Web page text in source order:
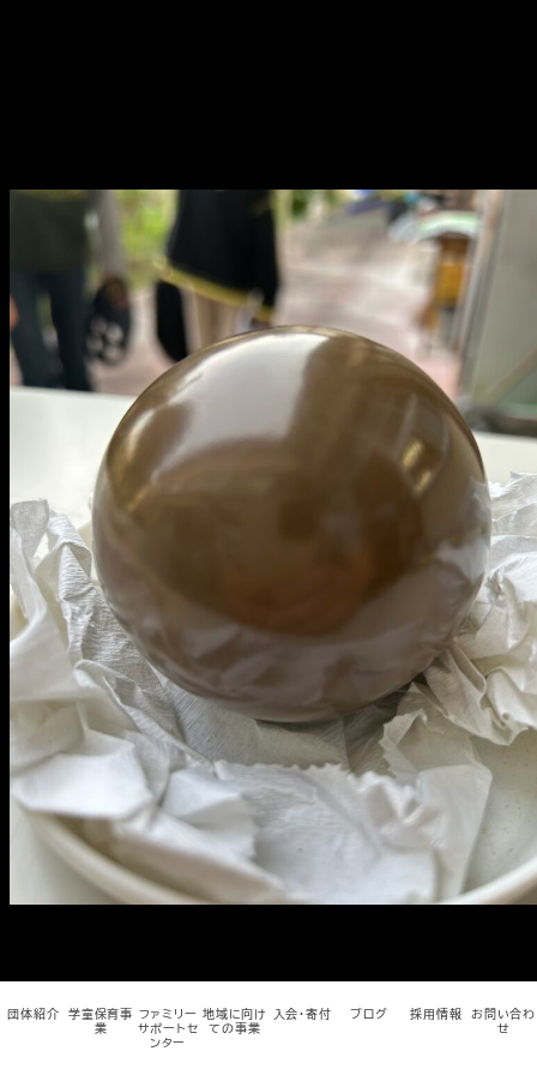
テ
ン
ツ
へ
動
団体紹介 学童保育事
業
ファミリー
サポートセ
ンター
地域に向け
ての事業
入会・寄付 ブログ 採用情報 お問い合わ
せ